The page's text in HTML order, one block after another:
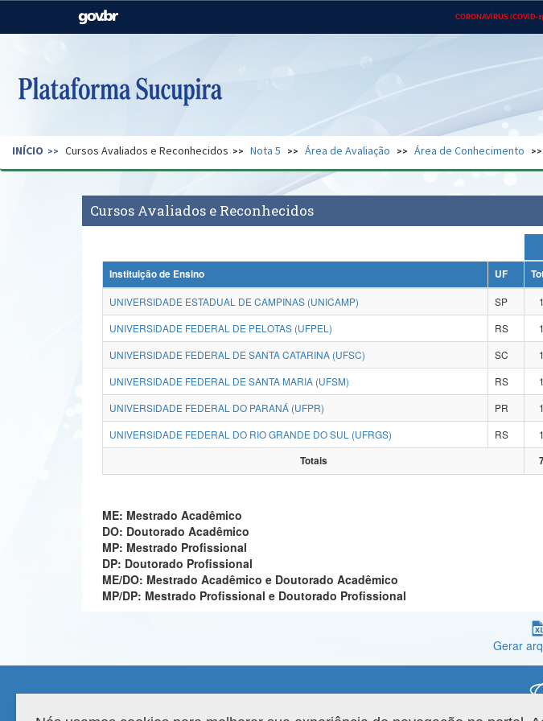
CORONAVÍRUS (COVID-
Casa Civil
Pecuária e Abastecimento
Ministério do Desenvolvimento
Regional
Secretaria de Governo Gabinete de Segurança Advocacia-Geral da União
INÍCIO Cursos Avaliados e Reconhecidos Nota 5 Área de Avaliação Área de Conhecimento
Cursos Avaliados e Reconhecidos
Instituição de Ensino
UF
UNIVERSIDADE ESTADUAL DE CAMPINAS (UNICAMP)
SP 1
UNIVERSIDADE FEDERAL DE PELOTAS (UFPEL)
RS 1
UNIVERSIDADE FEDERAL DE SANTA CATARINA (UFSC)
SC 1
UNIVERSIDADE FEDERAL DE SANTA MARIA (UFSM)
RS 1
UNIVERSIDADE FEDERAL DO PARANÁ (UFPR)
PR 1
UNIVERSIDADE FEDERAL DO RIO GRANDE DO SUL (UFRGS)
RS 1
Totais
ME: Mestrado Acadêmico
DO: Doutorado Acadêmico
MP: Mestrado Profissional
DP: Doutorado Profissional
ME/DO: Mestrado Acadêmico e Doutorado Acadêmico
MP/DP: Mestrado Profissional e Doutorado Profissional
Gerar